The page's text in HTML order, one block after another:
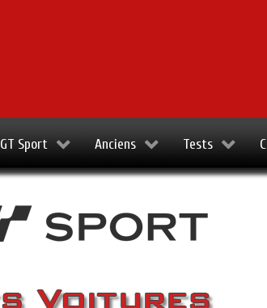
GT Sport Anciens Tests